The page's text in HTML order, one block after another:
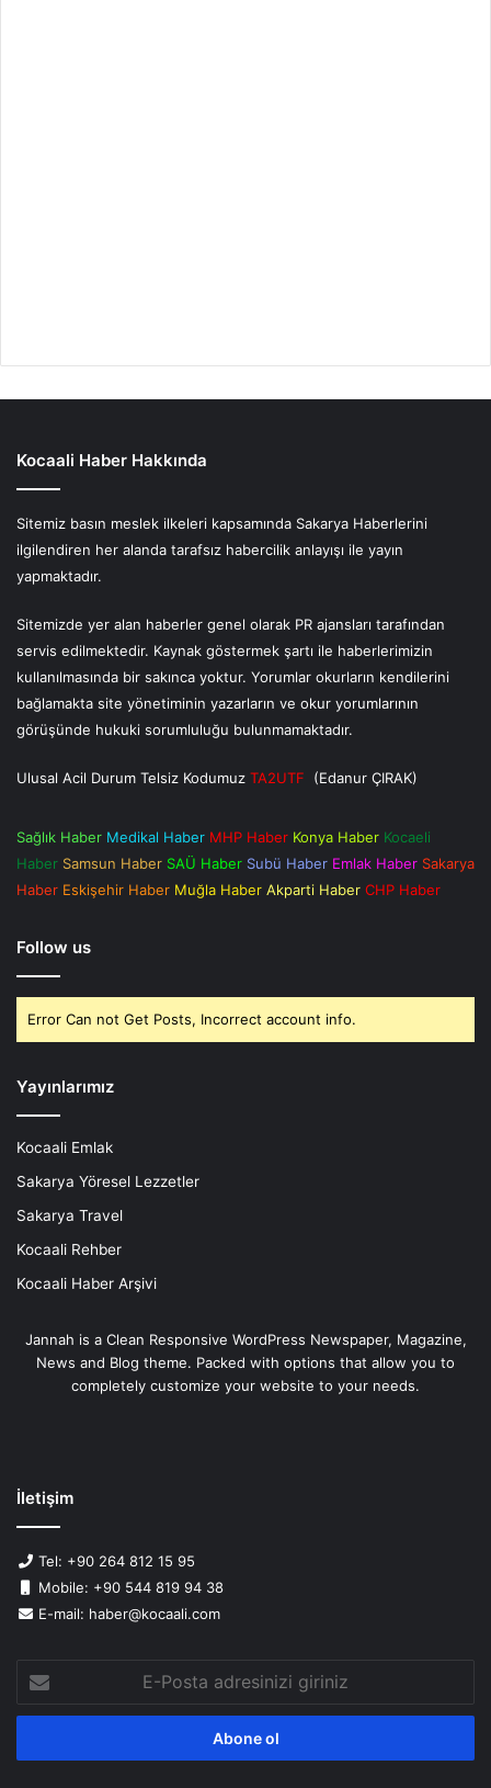
Kocaali Haber Hakkında
Sitemiz basın meslek ilkeleri kapsamında Sakarya Haberlerini
ilgilendiren her alanda tarafsız habercilik anlayışı ile yayın
yapmaktadır.
Sitemizde yer alan haberler genel olarak PR ajansları tarafından
servis edilmektedir. Kaynak göstermek şartı ile haberlerimizin
kullanılmasında bir sakınca yoktur. Yorumlar okurların kendilerini
bağlamakta site yönetiminin yazarların ve okur yorumlarının
görüşünde hukuki sorumluluğu bulunmamaktadır.
Ulusal Acil Durum Telsiz Kodumuz TA2UTF (Edanur ÇIRAK)
Sağlık Haber Medikal Haber MHP Haber Konya Haber Kocaeli
Haber Samsun Haber SAÜ Haber Subü Haber Emlak Haber Sakarya
Haber Eskişehir Haber Muğla Haber Akparti Haber CHP Haber
Follow us
Error Can not Get Posts, Incorrect account info.
Yayınlarımız
Kocaali Emlak
Sakarya Yöresel Lezzetler
Sakarya Travel
Kocaali Rehber
Kocaali Haber Arşivi
Jannah is a Clean Responsive WordPress Newspaper, Magazine,
News and Blog theme. Packed with options that allow you to
completely customize your website to your needs.
İletişim
Tel: +90 264 812 15 95
Mobile: +90 544 819 94 38
E-mail: haber@kocaali.com
Posta
adresinizi